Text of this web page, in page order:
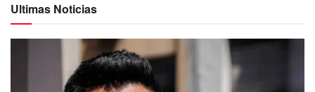
Ultimas Noticias